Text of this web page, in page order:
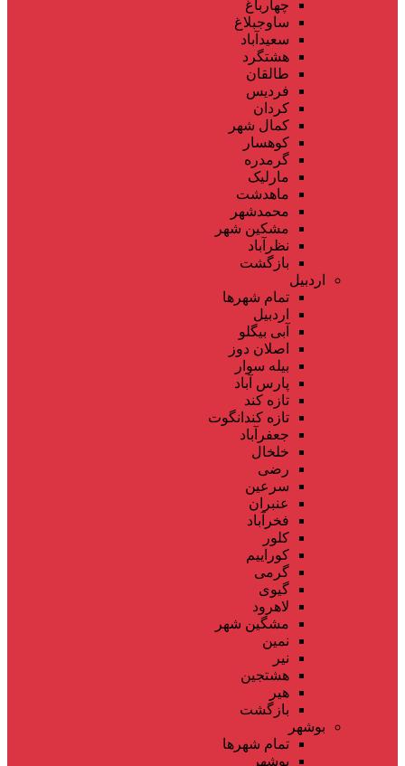
چهارباغ
ساوجبلاغ
سعیدآباد
هشتگرد
طالقان
فردیس
کردان
کمال شهر
کوهسار
گرمدره
مارلیک
ماهدشت
محمدشهر
مشکین شهر
نظرآباد
بازگشت
اردبیل
تمام شهر‌ها
اردبیل
آبی بیگلو
اصلان دوز
بیله سوار
پارس آباد
تازه کند
تازه کندانگوت
جعفرآباد
خلخال
رضی
سرعین
عنبران
فخرآباد
کلور
کوراییم
گرمی
گیوی
لاهرود
مشگین شهر
نمین
نیر
هشتجین
هیر
بازگشت
بوشهر
تمام شهر‌ها
بوشهر